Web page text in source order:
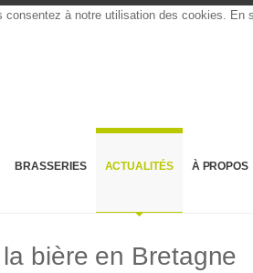
à notre utilisation des cookies. En
BRASSERIES ACTUALITÉS À PROPOS
bière en Bretagne